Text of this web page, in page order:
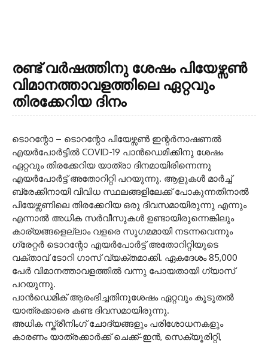
രണ്ട് വർഷത്തിനു ശേഷം പിയേഴ്സൺ
വിമാനത്താവളത്തിലെ ഏറ്റവും
തിരക്കേറിയ ദിനം
ടൊറന്റോ – ടൊറന്റോ പിയേഴ്സൺ ഇന്റർനാഷണൽ
എയർപോർട്ടിൽ COVID-19 പാൻഡെമിക്കിനു ശേഷം
ഏറ്റവും തിരക്കേറിയ യാത്രാ ദിനമായിരിന്നെന്നു
എയർപോർട്ട് അതോറിറ്റി പറയുന്നു. ആളുകൾ മാർച്ച്
ബ്രേക്കിനായി വിവിധ സ്ഥലങ്ങളിലേക്ക് പോകുന്നതിനാൽ
പിയേഴ്സണിലെ തിരക്കേറിയ ഒരു ദിവസമായിരുന്നു എന്നും
എന്നാൽ അധിക സർവീസുകൾ ഉണ്ടായിരുന്നെങ്കിലും
കാര്യങ്ങളെല്ലാം വളരെ സുഗമമായി നടന്നവെന്നും
ഗ്രേറ്റർ ടൊറന്റോ എയർപോർട്ട് അതോറിറ്റിയുടെ
വക്താവ് ടോറി ഗാസ് വ്യക്തമാക്കി. ഏകദേശം 85,000
പേർ വിമാനത്താവളത്തിൽ വന്നു പോയതായി ഗ്യാസ്
പറയുന്നു.
പാൻഡെമിക് ആരംഭിച്ചതിനുശേഷം ഏറ്റവും കൂടുതൽ
യാത്രക്കാരെ കണ്ട ദിവസമായിരുന്നു.
അധിക സ്ക്രീനിംഗ് ചോദ്യങ്ങളും പരിശോധനകളും
കാരണം യാത്രക്കാർക്ക് ചെക്ക്-ഇൻ, സെക്യൂരിറ്റി,